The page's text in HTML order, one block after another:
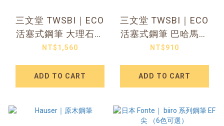
三文堂 TWSBI｜ECO
活塞式鋼筆 大理石黑
& 古銅（EF/F/M尖可
NT$1,560
ADD TO CART
三文堂 TWSBI｜ECO
活塞式鋼筆 巴哈馬黃
（EF/F/M尖可選）
NT$910
ADD TO CART